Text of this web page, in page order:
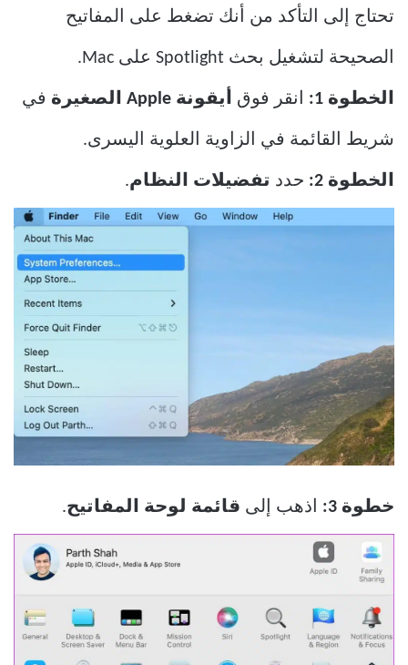
تحتاج إلى التأكد من أنك تضغط على المفاتيح
الصحيحة لتشغيل بحث Spotlight على Mac.
الخطوة 1: انقر فوق أيقونة Apple الصغيرة في
شريط القائمة في الزاوية العلوية اليسرى.
الخطوة 2: حدد تفضيلات النظام.
خطوة 3: اذهب إلى قائمة لوحة المفاتيح.